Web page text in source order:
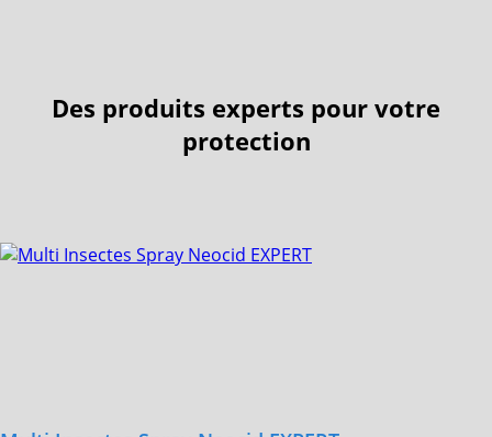
Des produits experts pour votre
protection